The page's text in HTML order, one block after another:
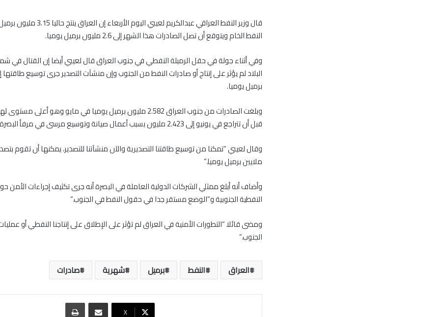
قال وزير النفط العراقي عبدالكريم لعيبي اليوم
النفط الخام ويتوقع أن تصل الصادرات هذا الشهر إلى 2.6 مليون برميل يوميا.
وفي أثناء جولة في حقل الرميلة النفطي في جنوب العراق قال لعيبي أيضا إن القتال في
برميل يوميا.
قبل أن تتراجع في يونيو إلى 2.423 مليون بسبب أعمال صيانة وتوسيع مرسى في مرفأ البصرة النفطي.
ملايين برميل يوميا.”
وأضاف أنه أبلغ ممثلي الشركات الدولية العاملة في البصرة أنه جرى تكثيف إجراءات الأمن
النفطية الجنوبية و”الوضع مستقر جدا في حقول النفط في الجنوب.”
ومضى قائلا “التطورات الأمنية في العراق لم تؤثر على الإطلاق على إنتاجنا النفطي أو
الجنوب.”
العراق النفط برميل شهرية صادرات
‫X
مشاركة عبر البريد طباعة